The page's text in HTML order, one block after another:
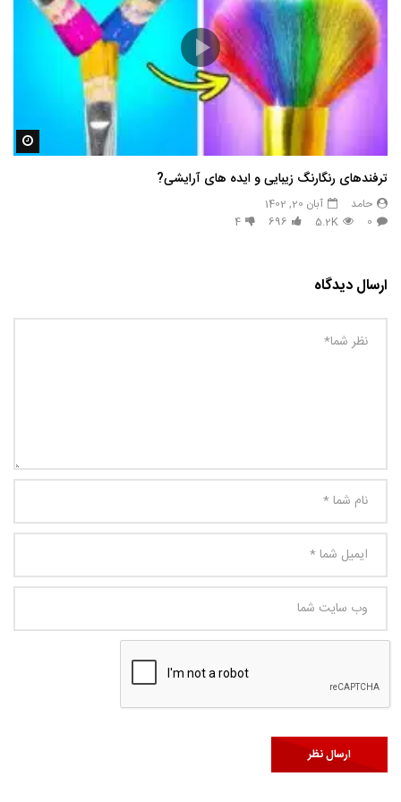
ترفندهای رنگارنگ زیبایی و ایده های آرایشی?
حامد
آبان 20, 1402
0
5.2K
696
4
ارسال دیدگاه